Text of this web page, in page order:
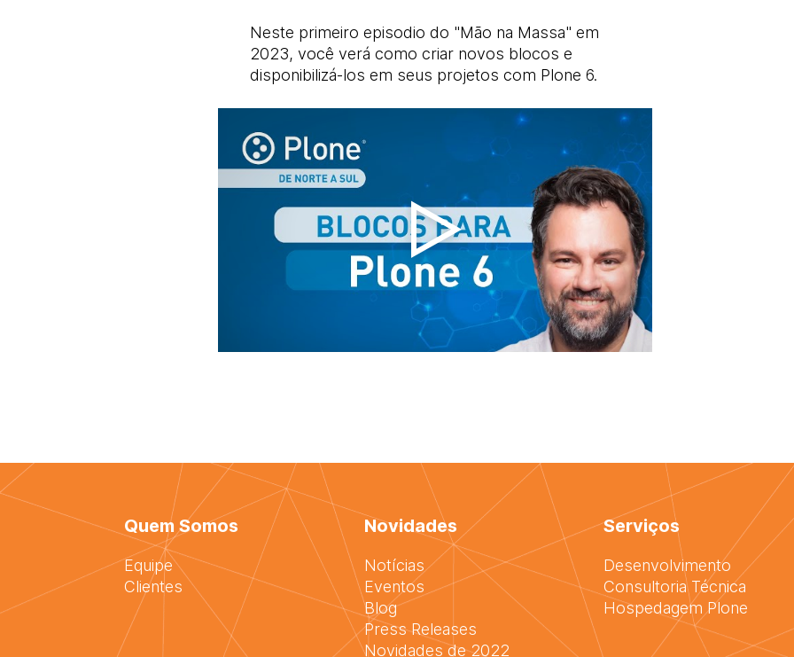
Neste primeiro episodio do "Mão na Massa" em
2023, você verá como criar novos blocos e
disponibilizá-los em seus projetos com Plone 6.
Quem Somos
Equipe
Clientes
Novidades
Notícias
Eventos
Blog
Press Releases
Novidades de 2022
Serviços
Desenvolvimento
Consultoria Técnica
Hospedagem Plone